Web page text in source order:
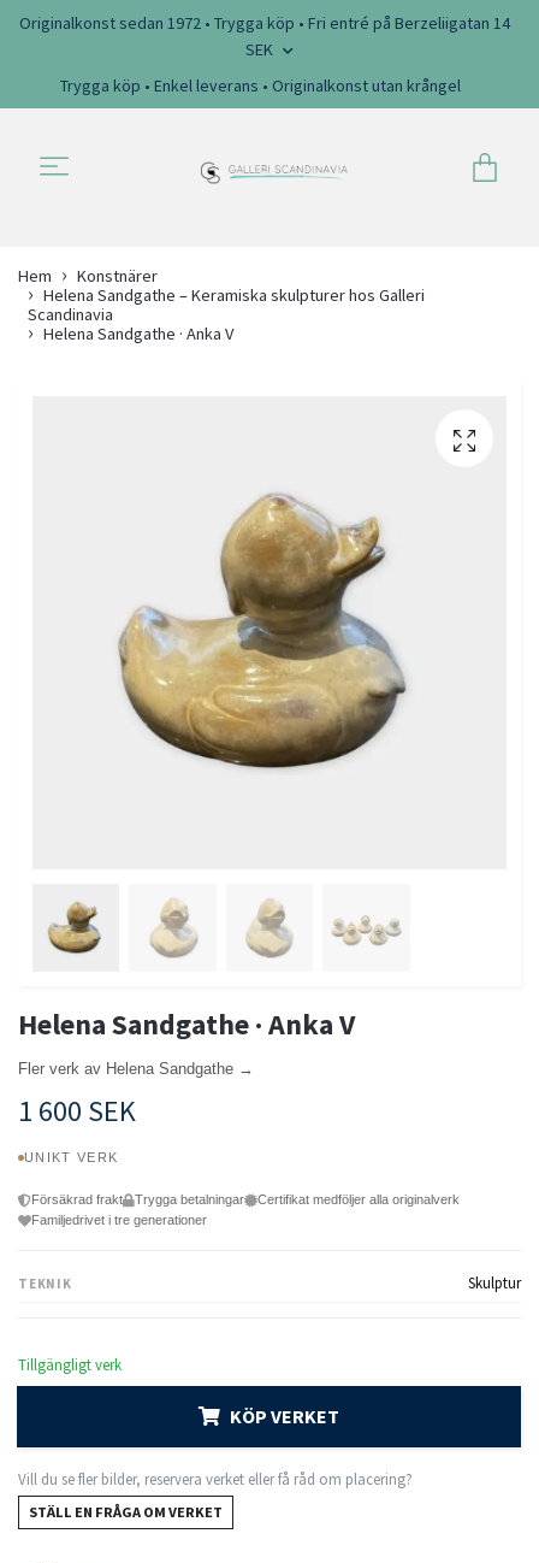
Originalkonst sedan 1972 • Trygga köp • Fri entré på Berzeliigatan 14
SEK
Trygga köp • Enkel leverans • Originalkonst utan krångel
Hem
Konstnärer
Helena Sandgathe – Keramiska skulpturer hos Galleri
Scandinavia
Helena Sandgathe · Anka V
Helena Sandgathe · Anka V
Fler verk av Helena Sandgathe →
1 600 SEK
UNIKT VERK
Försäkrad frakt Trygga betalningar
Certifikat medföljer alla originalverk
Familjedrivet i tre generationer
TEKNIK Skulptur
Tillgängligt verk
KÖP VERKET
Vill du se fler bilder, reservera verket eller få råd om placering?
STÄLL EN FRÅGA OM VERKET